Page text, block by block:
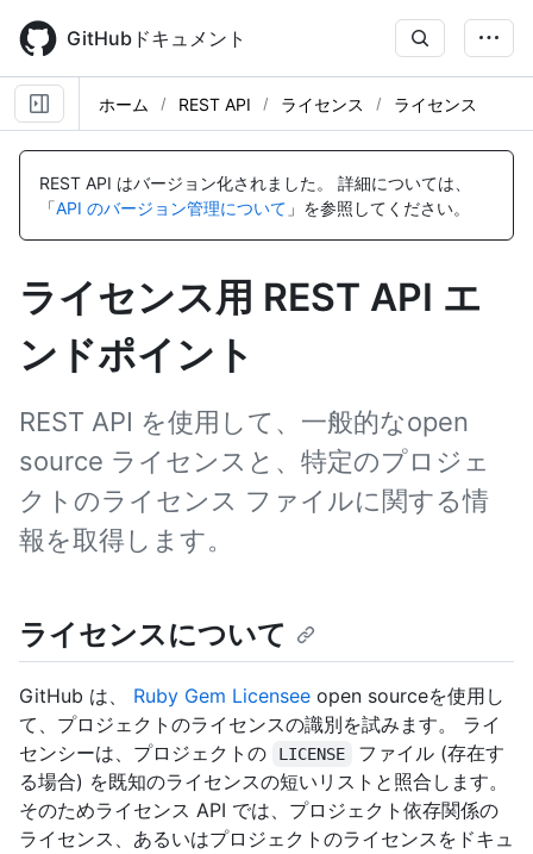
main
content
GitHubドキュメント
ホーム REST API ライセンス ライセンス
REST API はバージョン化されました。
詳細については、
「API のバージョン管理について 」を参照してください。
ライセンス用 REST API エ
ンドポイント
REST API を使用して、一般的なopen
source ライセンスと、特定のプロジェ
クトのライセンス ファイルに関する情
報を取得します。
ライセンスについて
GitHub は、 Ruby Gem Licensee open sourceを使用し
て、プロジェクトのライセンスの識別を試みます。 ライ
センシーは、プロジェクトの
LICENSE
ファイル (存在す
る場合) を既知のライセンスの短いリストと照合します。
そのためライセンス API では、プロジェクト依存関係の
ライセンス、あるいはプロジェクトのライセンスをドキュ
名
明
名
明
名
明
名
明
名
明
名
明
名
明